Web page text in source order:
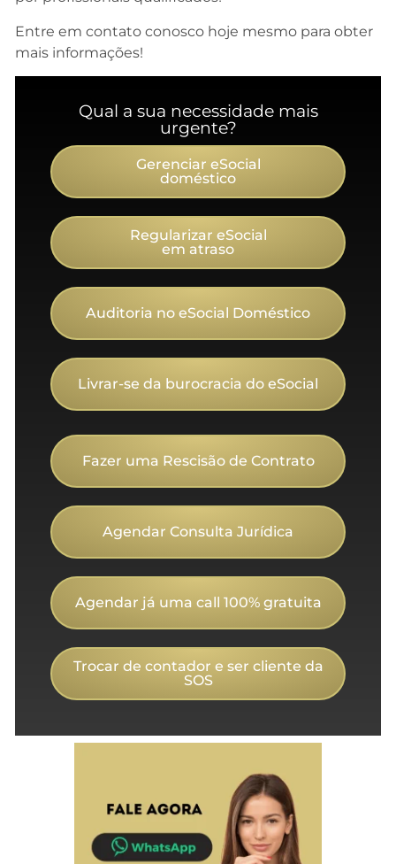
Entre em contato conosco hoje mesmo para obter
mais informações!
Qual a sua necessidade mais
urgente?
Gerenciar eSocial
doméstico
Regularizar eSocial
em atraso
Auditoria no eSocial Doméstico
Livrar-se da burocracia do eSocial
Fazer uma Rescisão de Contrato
Agendar Consulta Jurídica
Agendar já uma call 100% gratuita
Trocar de contador e ser cliente da
SOS